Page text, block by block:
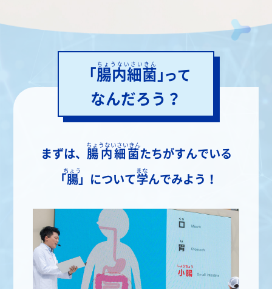
「 腸内細菌
ちょうないさいきん
」って
なんだろう？
まずは、 腸内細菌
ちょうないさいきん
たちがすんでいる
「 腸
ちょう
」について 学
まな
んでみよう！